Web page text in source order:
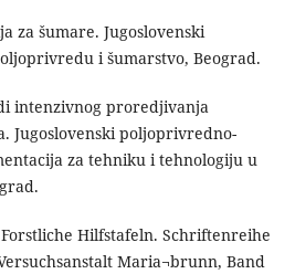
za šumare. Jugoslovenski
i šumarstvo, Beograd.
intenzivnog proredjivanja
Jugoslovenski poljoprivredno-
za tehniku i tehnologiju u
Hilfstafeln. Schriftenreihe
Maria¬brunn, Band